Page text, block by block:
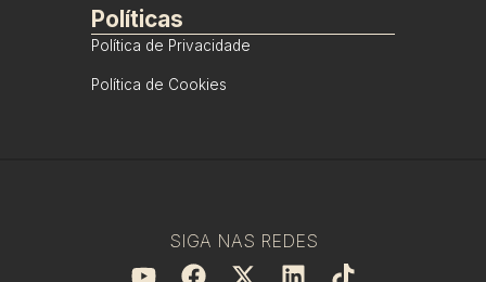
Políticas
Política de Privacidade
Política de Cookies
SIGA NAS REDES